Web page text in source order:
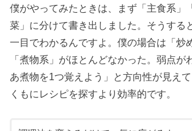
僕がやってみたときは、まず「主食系」
菜」に分けて書き出しました。そうする
一目でわかるんですよ。僕の場合は「炒
「煮物系」がほとんどなかった。弱点が
あ煮物を1つ覚えよう」と方向性が見え
くもにレシピを探すより効率的です。